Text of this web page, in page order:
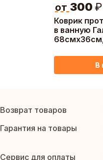
Коврик
в ванную
от 300 ₽
В
Возврат товаров
Гарантия на товары
Сервис для оплаты